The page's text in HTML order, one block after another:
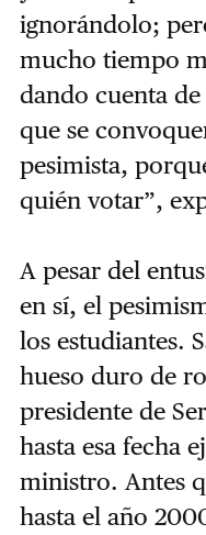
ignorándolo;
mucho tiempo
dando cuenta
que se
pesimista,
quién votar”,
A pesar del
en sí, el
los estudiantes.
hueso duro de
presidente de
hasta esa fecha
ministro. Antes
hasta el año